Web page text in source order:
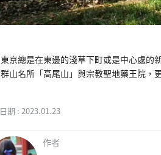
京總是在東邊的淺草下町或是中心處的
山名所「高尾山」與宗教聖地藥王院，
期 : 2023.01.23
作者